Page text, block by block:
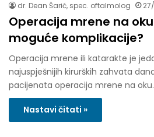
dr. Dean Šarić, spec. oftalmolog
Operacija mrene na
moguće komplikacije?
Operacija mrene ili katarakte je
najuspješnijih kirurških zahvata
pacijenata operacija mrene na
Nastavi čitati »